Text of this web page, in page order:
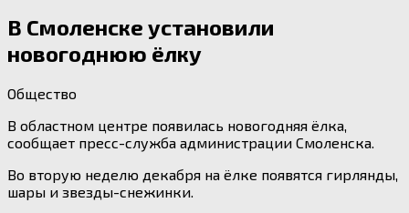
В Смоленске установили
новогоднюю ёлку
Общество
В областном центре появилась новогодняя ёлка,
сообщает пресс-служба администрации Смоленска.
Во вторую неделю декабря на ёлке появятся гирлянды,
шары и звезды-снежинки.